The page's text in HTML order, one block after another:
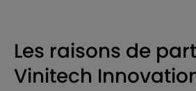
Les raisons de
Vinitech